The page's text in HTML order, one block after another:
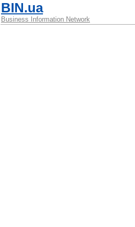
BIN.ua
Business Information Network